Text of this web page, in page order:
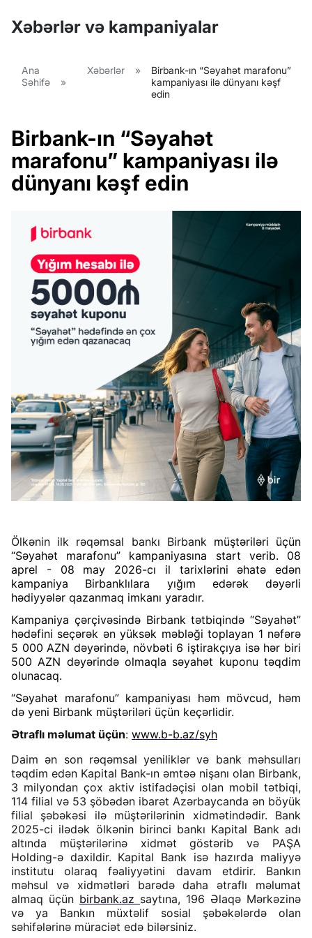
Xəbərlər və kampaniyalar
Ana
Səhifə
»
Xəbərlər »
Birbank-ın “Səyahət marafonu”
kampaniyası ilə dünyanı kəşf
edin
Birbank-ın “Səyahət
marafonu” kampaniyası ilə
dünyanı kəşf edin
Ölkənin ilk rəqəmsal bankı Birbank müştəriləri üçün
“Səyahət marafonu” kampaniyasına start verib. 08
aprel - 08 may 2026-cı il tarixlərini əhatə edən
kampaniya Birbanklılara yığım edərək dəyərli
hədiyyələr qazanmaq imkanı yaradır.
Kampaniya çərçivəsində Birbank tətbiqində “Səyahət”
hədəfini seçərək ən yüksək məbləği toplayan 1 nəfərə
5 000 AZN dəyərində, növbəti 6 iştirakçıya isə hər biri
500 AZN dəyərində olmaqla səyahət kuponu təqdim
olunacaq.
“Səyahət marafonu” kampaniyası həm mövcud, həm
də yeni Birbank müştəriləri üçün keçərlidir.
Ətraflı məlumat üçün: www.b-b.az/syh
Daim ən son rəqəmsal yeniliklər və bank məhsulları
təqdim edən Kapital Bank-ın əmtəə nişanı olan Birbank,
3 milyondan çox aktiv istifadəçisi olan mobil tətbiqi,
114 filial və 53 şöbədən ibarət Azərbaycanda ən böyük
filial şəbəkəsi ilə müştərilərinin xidmətindədir. Bank
2025-ci ilədək ölkənin birinci bankı Kapital Bank adı
altında müştərilərinə xidmət göstərib və PAŞA
Holding-ə daxildir. Kapital Bank isə hazırda maliyyə
institutu olaraq fəaliyyətini davam etdirir. Bankın
məhsul və xidmətləri barədə daha ətraflı məlumat
almaq üçün birbank.az saytına, 196 Əlaqə Mərkəzinə
və ya Bankın müxtəlif sosial şəbəkələrdə olan
səhifələrinə müraciət edə bilərsiniz.